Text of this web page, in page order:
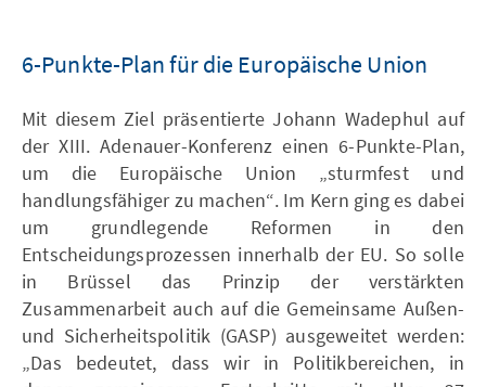
6-Punkte-Plan für die Europäische Union
Mit diesem Ziel präsentierte Johann Wadephul auf
der XIII. Adenauer-Konferenz einen 6-Punkte-Plan,
um die Europäische Union „sturmfest und
handlungsfähiger zu machen“. Im Kern ging es dabei
um grundlegende Reformen in den
Entscheidungsprozessen innerhalb der EU. So solle
in Brüssel das Prinzip der verstärkten
Zusammenarbeit auch auf die Gemeinsame Außen-
und Sicherheitspolitik (GASP) ausgeweitet werden:
„Das bedeutet, dass wir in Politikbereichen, in